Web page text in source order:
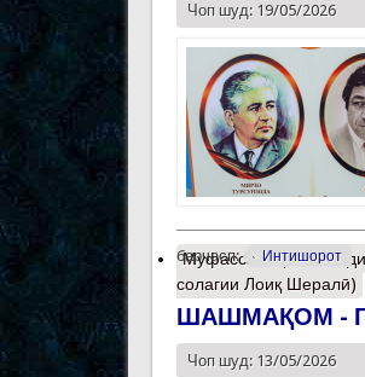
Чоп шуд: 19/05/2026
барчасп: Интишорот
Муфассалтаро
солагии Лоиқ Шералӣ)
ШАШМАҚОМ -
Чоп шуд: 13/05/2026